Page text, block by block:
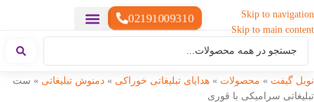
Skip to navigation
Skip to main content
02191009310
نوبل گیفت » محصولات » هدایای تبلیغاتی خوراکی » دمنوش تبلیغاتی » ست
تبلیغاتی سرامیکی با قوری